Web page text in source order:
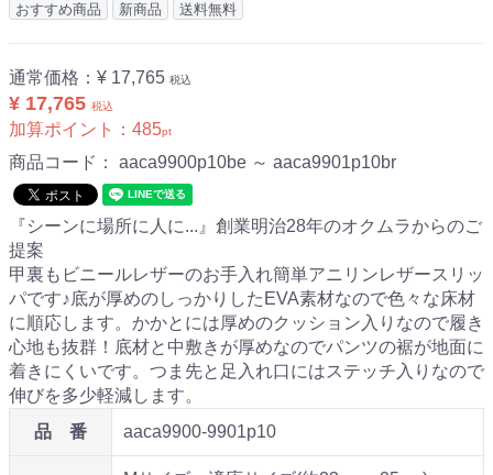
おすすめ商品 新商品 送料無料
通常価格： ¥ 17,765 税込
¥ 17,765 税込
加算ポイント： 485pt
商品コード： aaca9900p10be ～ aaca9901p10br
『シーンに場所に人に...』創業明治28年のオクムラからのご
提案
甲裏もビニールレザーのお手入れ簡単アニリンレザースリッ
パです♪底が厚めのしっかりしたEVA素材なので色々な床材
に順応します。かかとには厚めのクッション入りなので履き
心地も抜群！底材と中敷きが厚めなのでパンツの裾が地面に
着きにくいです。つま先と足入れ口にはステッチ入りなので
伸びを多少軽減します。
品 番
aaca9900-9901p10